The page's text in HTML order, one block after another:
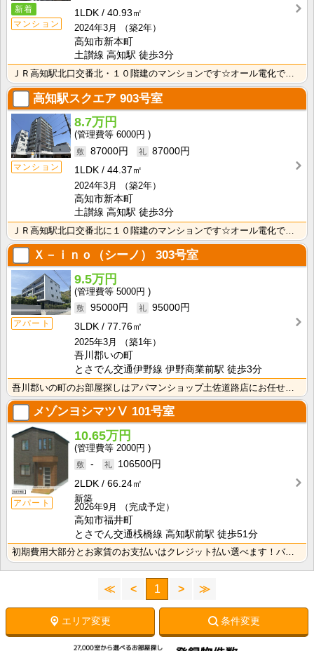
新着
マンション
1LDK
40.93㎡
2024年3月
（築2年）
高知市新本町
土讃線 高知駅 徒歩3分
高知駅スクエア 903号室
マンション
8.7万円
6000円
87000円
87000円
1LDK
44.37㎡
2024年3月
（築2年）
高知市新本町
土讃線 高知駅 徒歩3分
Ｘ－ｉｎｏ（シーノ） 303号室
アパート
9.5万円
5000円
95000円
95000円
3LDK
77.76㎡
2025年3月
（築1年）
吾川郡いの町
とさでん交通伊野線 伊野商業前駅 徒歩3分
メゾンヨシマツⅤ 101号室
アパート
10.65万円
2000円
-
106500円
2LDK
66.24㎡
新築
2026年9月
（完成予定）
高知市福井町
とさでん交通桟橋線 高知駅前駅 徒歩51分
初期費用大部分とお家賃のお支払いはクレジット払い選べます！バス・トイレ別なので、ゆったり湯船に浸かれ･･･
≪ < 1 > ≫
エリア変更 条件変更